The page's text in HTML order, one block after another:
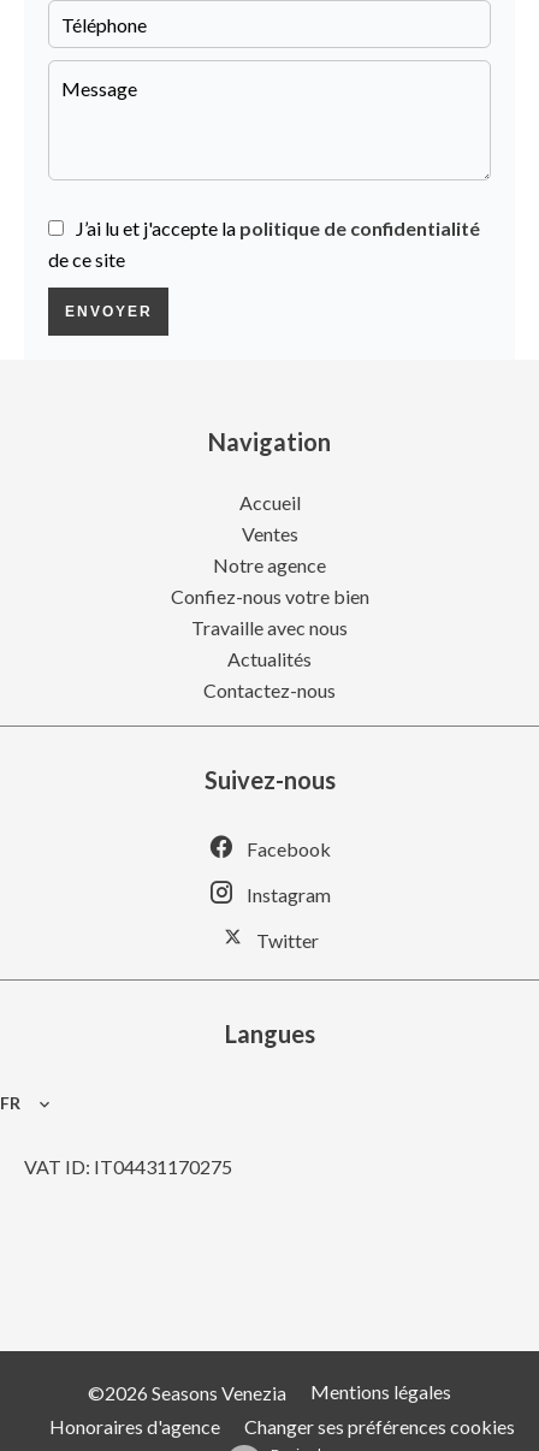
J’ai lu et j'accepte la politique de confidentialité
de ce site
ENVOYER
Navigation
Accueil
Ventes
Notre agence
Confiez-nous votre bien
Travaille avec nous
Actualités
Contactez-nous
Suivez-nous
Facebook
Instagram
Twitter
Langues
FR
VAT ID: IT04431170275
©2026 Seasons Venezia
Mentions légales
Honoraires d'agence
Changer ses préférences cookies